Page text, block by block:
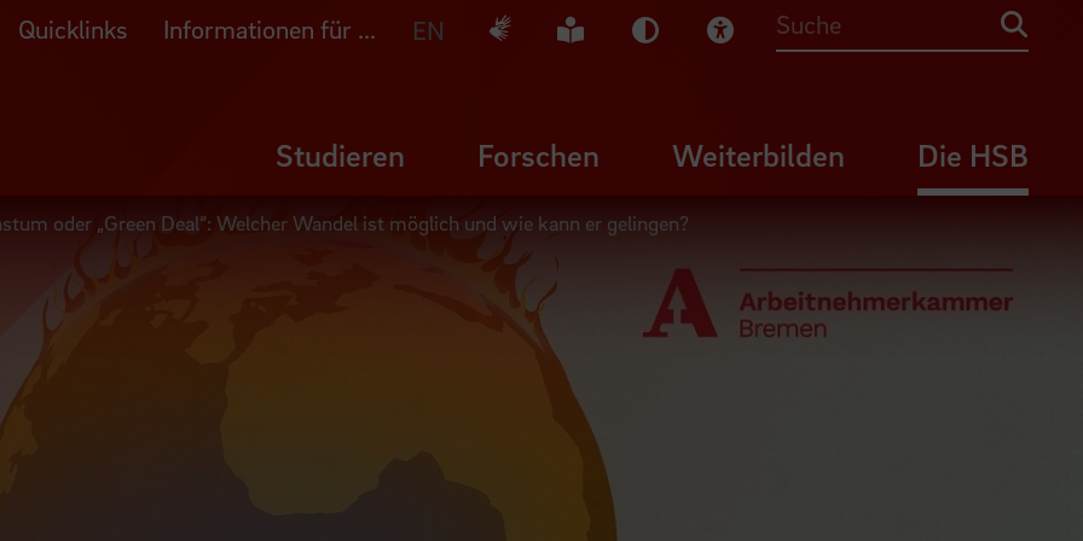
Quicklinks Informationen für ... EN Deutsche Gebärdensprache
Leichte Sprache
Dunkel-Modus
Visuelle Hilfe
Suche
Studieren Forschen Weiterbilden Die HSB
oder „Green Deal“: Welcher Wandel ist möglich und wie kann er gelingen?